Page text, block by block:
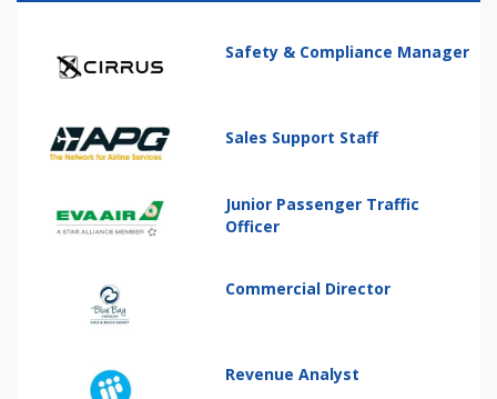
Safety & Compliance Manager
Sales Support Staff
Junior Passenger Traffic
Officer
Commercial Director
Revenue Analyst